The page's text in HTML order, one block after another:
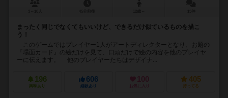
まったく同じでなくてもいいけど、できるだけ似ているものを描こ
う！
このゲームではプレイヤー1人がアートディレクターとなり、お題の
『場面カード』の絵だけを見て、口頭だけで絵の内容を他のプレイヤ
ーに伝えます。 他のプレイヤーたちはデザイナ...
196
興味あり
606
経験あり
100
お気に入り
405
持ってる